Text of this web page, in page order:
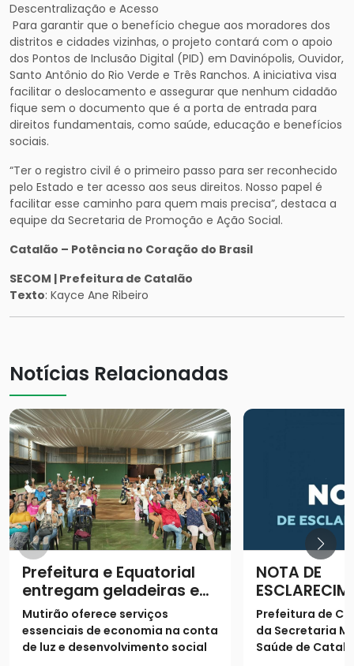
Descentralização e Acesso
Para garantir que o benefício chegue aos moradores dos
distritos e cidades vizinhas, o projeto contará com o apoio
dos Pontos de Inclusão Digital (PID) em Davinópolis, Ouvidor,
Santo Antônio do Rio Verde e Três Ranchos. A iniciativa visa
facilitar o deslocamento e assegurar que nenhum cidadão
fique sem o documento que é a porta de entrada para
direitos fundamentais, como saúde, educação e benefícios
sociais.
“Ter o registro civil é o primeiro passo para ser reconhecido
pelo Estado e ter acesso aos seus direitos. Nosso papel é
facilitar esse caminho para quem mais precisa”, destaca a
equipe da Secretaria de Promoção e Ação Social.
Catalão – Potência no Coração do Brasil
SECOM | Prefeitura de Catalão
Texto: Kayce Ane Ribeiro
Notícias Relacionadas
Prefeitura e Equatorial
entregam geladeiras e
prestam serviços à
população
Mutirão oferece serviços
essenciais de economia na conta
de luz e desenvolvimento social
NOTA DE
Prefeitura de
da Secretaria
Saúde de